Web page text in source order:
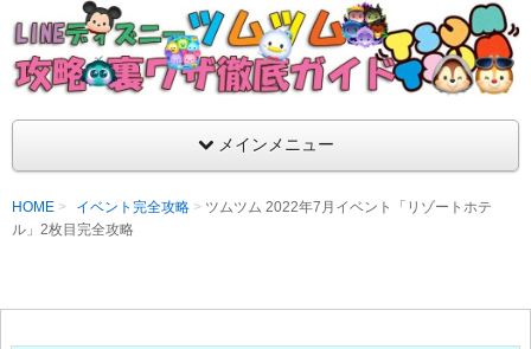
LINEディズニー ツムツム攻略・裏ワザ徹底
支持率No1！痒いところに手が届くツムツム攻略サイト！新ツ
ラ評価も丁寧に解説！ツムツムを120％楽しめるサイトを目指し
メインメニュー
HOME イベント完全攻略
ツムツム 2022年7月イベント「リゾートホテ
ル」2枚目完全攻略